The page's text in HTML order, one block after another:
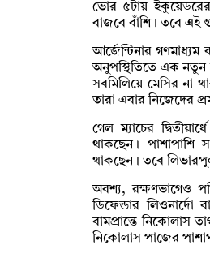
ভোর ৫টায় ইকুয়েডরের
বাজবে বাঁশি। তবে এই
আর্জেন্টিনার গণমাধ্যম
অনুপস্থিতিতে এক নতুন
সবমিলিয়ে মেসির না
তারা এবার নিজেদের
গেল ম্যাচের
থাকছেন। পাশাপাশি
থাকছেন। তবে
অবশ্য, রক্ষণভাগেও
ডিফেন্ডার লিওনার্দো
বামপ্রান্তে নিকোলাস
নিকোলাস পাজের